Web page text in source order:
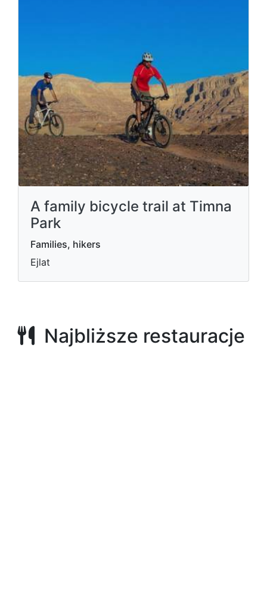
A family bicycle trail at Timna
Park
Families, hikers
Ejlat
Najbliższe restauracje